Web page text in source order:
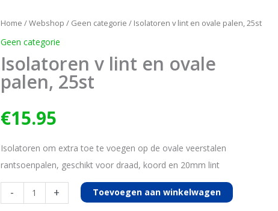
Home /Webshop / Geen categorie / Isolatoren v lint en ovale palen, 25st
Geen categorie
Isolatoren v lint en ovale
palen, 25st
€15.95
Isolatoren om extra toe te voegen op de ovale veerstalen
rantsoenpalen, geschikt voor draad, koord en 20mm lint
-
Isolatoren
v
+ Toevoegen aan winkelwagen